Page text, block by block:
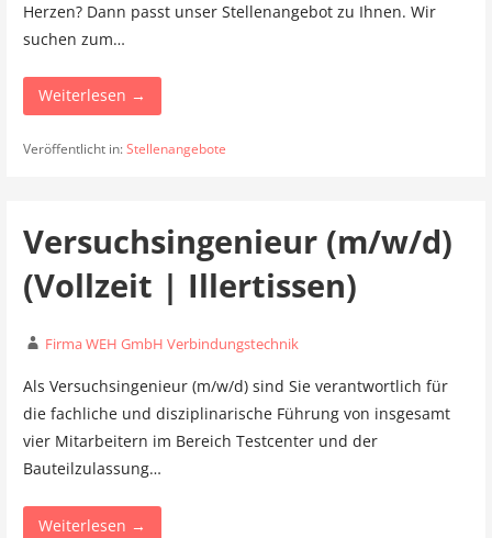
Herzen? Dann passt unser Stellenangebot zu Ihnen. Wir
suchen zum…
Weiterlesen →
Veröffentlicht in:Stellenangebote
Versuchsingenieur (m/w/d)
(Vollzeit | Illertissen)
Firma WEH GmbH Verbindungstechnik
Als Versuchsingenieur (m/w/d) sind Sie verantwortlich für
die fachliche und disziplinarische Führung von insgesamt
vier Mitarbeitern im Bereich Testcenter und der
Bauteilzulassung…
Weiterlesen →